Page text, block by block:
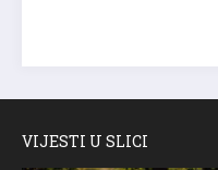
VIJESTI U SLICI